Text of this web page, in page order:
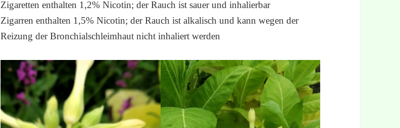
Zigaretten enthalten 1,2% Nicotin; der Rauch ist sauer und inhalierbar
Zigarren enthalten 1,5% Nicotin; der Rauch ist alkalisch und kann wegen der
Reizung der Bronchialschleimhaut nicht inhaliert werden